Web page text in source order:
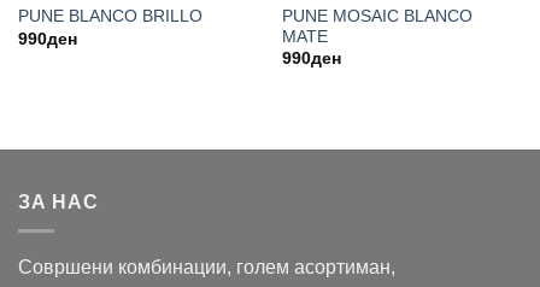
PUNE BLANCO BRILLO
990ден
PUNE MOSAIC BLANCO
MATE
990ден
ЗА НАС
Совршени комбинации, голем асортиман,